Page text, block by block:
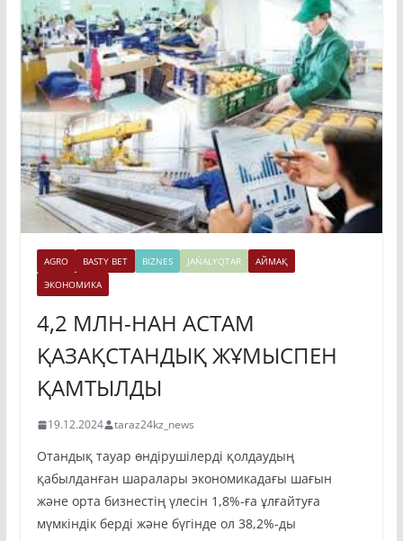
AGRO BASTY BET BIZNES JAŃALYQTAR
АЙМАҚ
ЭКОНОМИКА
4,2 МЛН-НАН АСТАМ
ҚАЗАҚСТАНДЫҚ ЖҰМЫСПЕН
ҚАМТЫЛДЫ
19.12.2024 taraz24kz_news
Отандық тауар өндірушілерді қолдаудың
қабылданған шаралары экономикадағы шағын
және орта бизнестің үлесін 1,8%-ға ұлғайтуға
мүмкіндік берді және бүгінде ол 38,2%-ды